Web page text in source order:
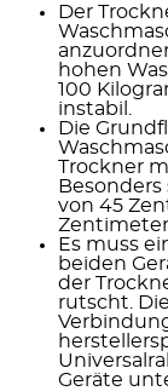
Der
hohen
100
instabil.
Die
Trockner
von 45
Es muss
beiden
der
rutscht.
Geräte